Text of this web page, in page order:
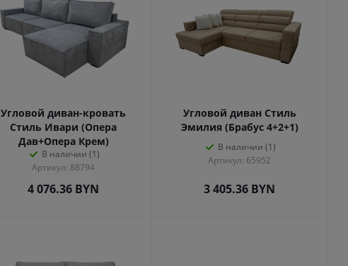
Угловой диван-кровать
Стиль Ивари (Опера
Дав+Опера Крем)
В наличии (1)
Артикул: 88794
4 076.36 BYN
Угловой диван Стиль
Эмилия (Брабус 4+2+1)
В наличии (1)
Артикул: 65952
3 405.36 BYN